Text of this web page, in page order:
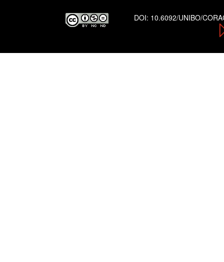
DOI: 10.6092/UNIBO/